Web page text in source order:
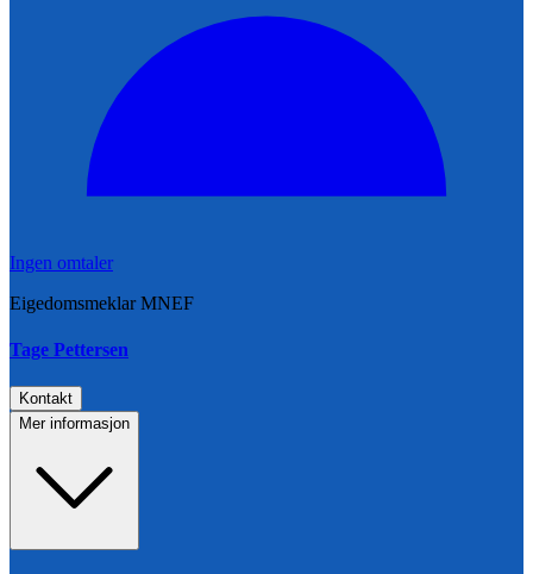
Ingen omtaler
Eigedomsmeklar MNEF
Tage Pettersen
Kontakt
Mer informasjon